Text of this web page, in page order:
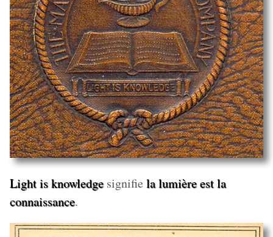
Light is knowledgesignifie la lumière est la
connaissance.